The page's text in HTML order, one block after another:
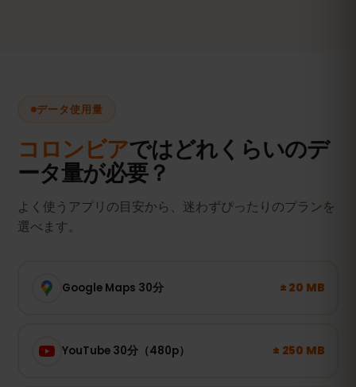
データ使用量
コロンビアではどれくらいのデ
ータ量が必要？
よく使うアプリの目安から、迷わずぴったりのプランを
選べます。
Google Maps 30分 ± 20 MB
YouTube 30分（480p） ± 250 MB